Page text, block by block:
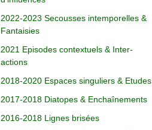
2022-2023 Secousses intemporelles &
Fantaisies
2021 Episodes contextuels & Inter-
actions
2018-2020 Espaces singuliers & Etudes
2017-2018 Diatopes & Enchaînements
2016-2018 Lignes brisées